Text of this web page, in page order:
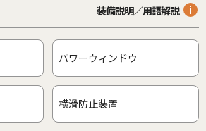
装備説明／用語解説
パワーウィンドウ
横滑防止装置